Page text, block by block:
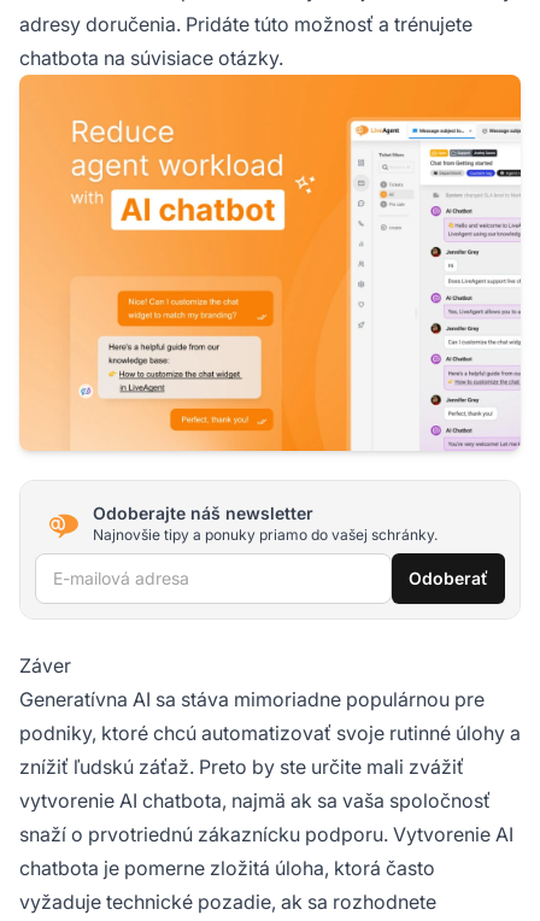
adresy doručenia. Pridáte túto možnosť a trénujete
chatbota na súvisiace otázky.
Odoberajte náš newsletter
Najnovšie tipy a ponuky priamo do vašej schránky.
E-mailová adresa Odoberať
Záver
Generatívna AI sa stáva mimoriadne populárnou pre
podniky, ktoré chcú automatizovať svoje rutinné úlohy a
znížiť ľudskú záťaž. Preto by ste určite mali zvážiť
vytvorenie AI chatbota, najmä ak sa vaša spoločnosť
snaží o prvotriednú zákaznícku podporu. Vytvorenie AI
chatbota je pomerne zložitá úloha, ktorá často
vyžaduje technické pozadie, ak sa rozhodnete